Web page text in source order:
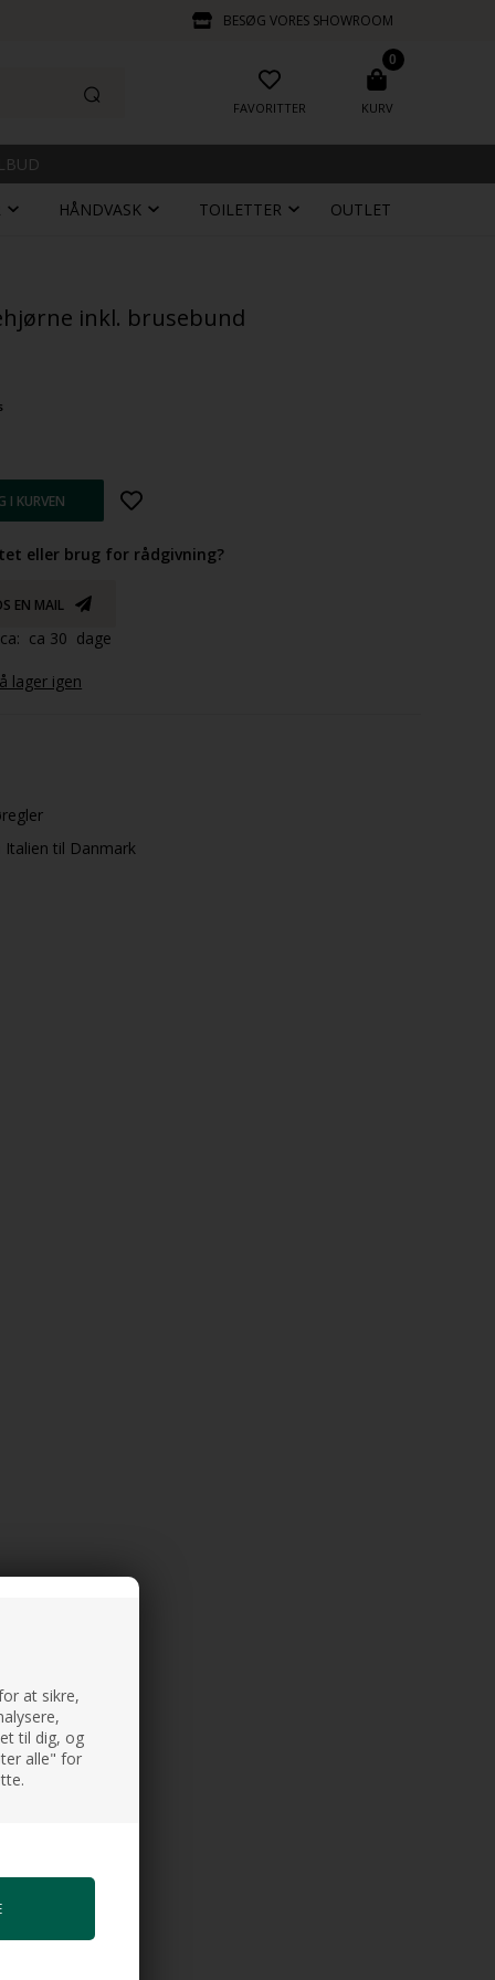
at sikre,
til dig, og
alle" for
BESØG VORES SHOWROOM
FAVORITTER
0
KURV
HÅNDVASK TOILETTER OUTLET
inkl. brusebund
eller brug for rådgivning?
EN MAIL
ca 30 dage
lager igen
til Danmark